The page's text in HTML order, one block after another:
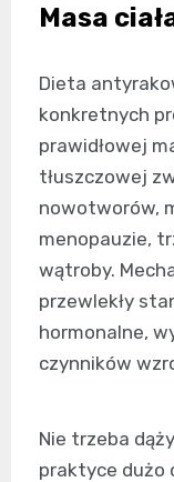
Masa
Dieta
konkretnych
prawidłowej
tłuszczowej
nowotworów,
menopauzie,
wątroby.
przewlekły
hormonalne,
czynników
Nie trzeba
praktyce dużo